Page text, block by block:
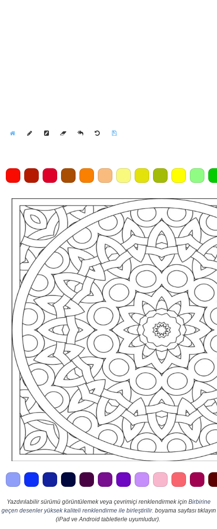
Yazdırılabilir sürümü görüntülemek veya çevrimiçi renklendirmek için Birbirine
geçen desenler yüksek kaliteli renklendirme ile birleştirilir. boyama sayfası tıklayın
(iPad ve Android tabletlerle uyumludur).